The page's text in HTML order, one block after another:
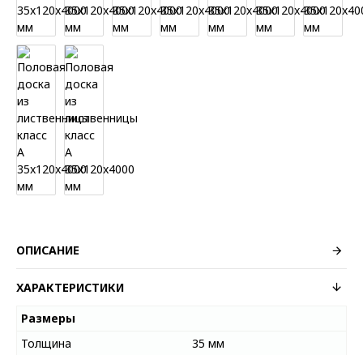
ОПИСАНИЕ
ХАРАКТЕРИСТИКИ
Размеры
Толщина
35 мм